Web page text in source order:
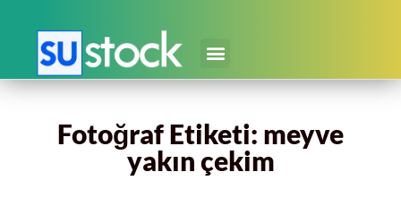
Fotoğraf Etiketi: meyve
yakın çekim